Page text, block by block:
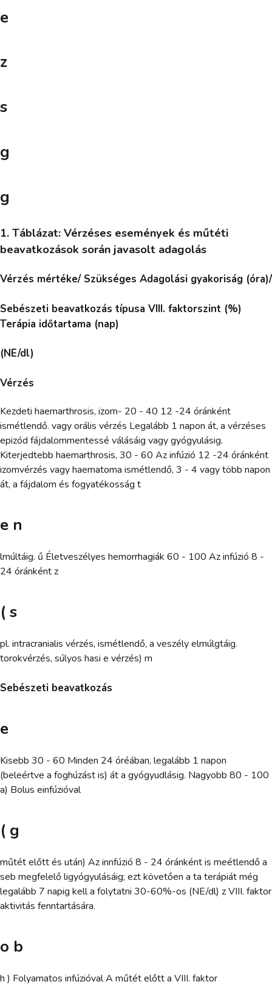
e
z
s
g
g
1. Táblázat: Vérzéses események és műtéti
beavatkozások során javasolt adagolás
Vérzés mértéke/ Szükséges Adagolási gyakoriság (óra)/
Sebészeti beavatkozás típusa VIII. faktorszint (%)
Terápia időtartama (nap)
(NE/dl)
Vérzés
Kezdeti haemarthrosis, izom- 20 - 40 12 -24 óránként
ismétlendő. vagy orális vérzés Legalább 1 napon át, a vérzéses
epizód fájdalommentessé válásáig vagy gyógyulásig.
Kiterjedtebb haemarthrosis, 30 - 60 Az infúzió 12 -24 óránként
izomvérzés vagy haematoma ismétlendő, 3 - 4 vagy több napon
át, a fájdalom és fogyatékosság t
e n
lmúltáig. ű Életveszélyes hemorrhagiák 60 - 100 Az infúzió 8 -
24 óránként z
( s
pl. intracranialis vérzés, ismétlendő, a veszély elmúlgtáig.
torokvérzés, súlyos hasi e vérzés) m
Sebészeti beavatkozás
e
Kisebb 30 - 60 Minden 24 óréában, legalább 1 napon
(beleértve a foghúzást is) át a gyógyudlásig. Nagyobb 80 - 100
a) Bolus einfúzióval
( g
műtét előtt és után) Az innfúzió 8 - 24 óránként is meétlendő a
seb megfelelő ligyógyulásáig; ezt követően a ta terápiát még
legalább 7 napig kell a folytatni 30-60%-os (NE/dl) z VIII. faktor
aktivitás fenntartására.
o b
h ) Folyamatos infúzióval A műtét előtt a VIII. faktor